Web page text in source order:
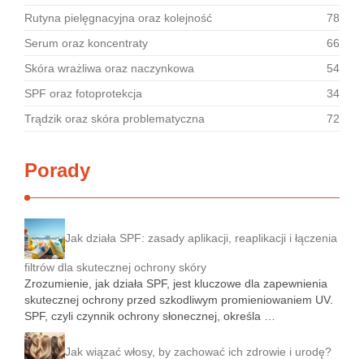
Rutyna pielęgnacyjna oraz kolejność
78
Serum oraz koncentraty
66
Skóra wrażliwa oraz naczynkowa
54
SPF oraz fotoprotekcja
34
Trądzik oraz skóra problematyczna
72
Porady
Jak działa SPF: zasady aplikacji, reaplikacji i łączenia
filtrów dla skutecznej ochrony skóry
Zrozumienie, jak działa SPF, jest kluczowe dla zapewnienia
skutecznej ochrony przed szkodliwym promieniowaniem UV.
SPF, czyli czynnik ochrony słonecznej, określa …
Jak wiązać włosy, by zachować ich zdrowie i urodę?